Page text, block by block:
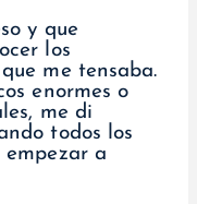
y que
los
me tensaba.
enormes o
me di
todos los
empezar a